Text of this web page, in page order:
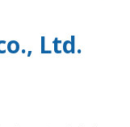
Ltd.